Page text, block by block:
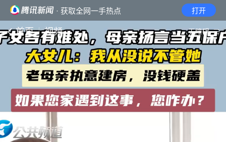
· 获取全网一手热点 打开
首页 视频 无障碍